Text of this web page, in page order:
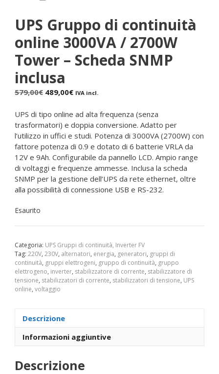
UPS Gruppo di continuità
online 3000VA / 2700W
Tower – Scheda SNMP
inclusa
579,00€ Il
originale
era:
579,00€.
489,00€Il
attuale
è:
489,00€.
IVA incl.
UPS di tipo online ad alta frequenza (senza
trasformatori) e doppia conversione. Adatto per
l’utilizzo in uffici e studi. Potenza di 3000VA (2700W) con
fattore potenza di 0.9 e dotato di 6 batterie VRLA da
12V e 9Ah. Configurabile da pannello LCD. Ampio range
di voltaggi e frequenze ammesse. Inclusa la scheda
SNMP per la gestione dell’UPS da rete ethernet, oltre
alla possibilità di connessione USB e RS-232.
Esaurito
Categoria: UPS Gruppi di continuità, Inverter FV
Tag: 220V, 230V, alternatori, energia, generatori, gruppi di
continuità, gruppi elettrogeni, gruppo di continuità, gruppo
elettrogeno, inverter, stabilizzatore di corrente, stabilizzatore di
tensione, stabilizzatori di corrente, stabilizzatori di tensione, UPS
online, voltaggio
Descrizione
Informazioni aggiuntive
Descrizione